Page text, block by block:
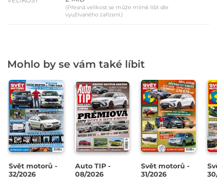
(Přesná velikost se může mírně lišit dle
využívaného zařízení.)
Mohlo by se vám také líbit
Svět motorů -
32/2026
Auto TIP -
08/2026
Svět motorů -
31/2026